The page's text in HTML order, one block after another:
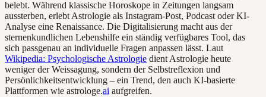
belebt. Während klassische Horoskope in Zeitungen langsam
aussterben, erlebt Astrologie als Instagram-Post, Podcast oder KI-
Analyse eine Renaissance. Die Digitalisierung macht aus der
sternenkundlichen Lebenshilfe ein ständig verfügbares Tool, das
sich passgenau an individuelle Fragen anpassen lässt. Laut
Wikipedia: Psychologische Astrologie dient Astrologie heute
weniger der Weissagung, sondern der Selbstreflexion und
Persönlichkeitsentwicklung – ein Trend, den auch KI-basierte
Plattformen wie astrologe.ai aufgreifen.